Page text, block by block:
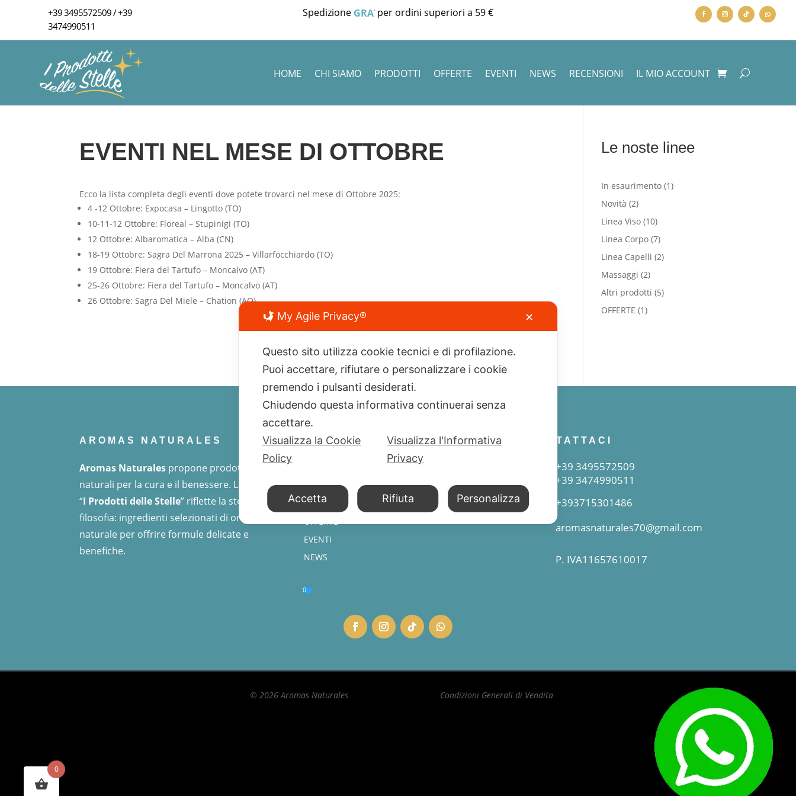
+39 3495572509/+39
3474990511
SpedizioneGRATUITAper ordini superiori a 59 €
HOME CHI SIAMO PRODOTTI OFFERTE EVENTI NEWS RECENSIONI IL MIO ACCOUNT
EVENTI NEL MESE DI OTTOBRE
Ecco la lista completa degli eventi dove potete trovarci nel mese di Ottobre 2025:
4 -12 Ottobre: Expocasa – Lingotto (TO)
10-11-12 Ottobre: Floreal – Stupinigi (TO)
12 Ottobre: Albaromatica – Alba (CN)
18-19 Ottobre: Sagra Del Marrona 2025 – Villarfocchiardo (TO)
19 Ottobre: Fiera del Tartufo – Moncalvo (AT)
25-26 Ottobre: Fiera del Tartufo – Moncalvo (AT)
26 Ottobre: Sagra Del Miele – Chation (AO)
Le noste linee
In esaurimento 11
Novità 22
prodotti
Linea Viso 1010
prodotti
Linea Corpo 77
prodotti
Linea Capelli 22
Massaggi 22
prodotti
Altri prodotti 55
OFFERTE 11
AROMAS NATURALES
Aromas Naturales propone prodotti
naturali per la cura e il benessere. La linea
“I Prodotti delle Stelle” riflette la stessa
filosofia: ingredienti selezionati di origine
naturale per offrire formule delicate e
benefiche.
I PRODOTTI DELLE STELLE
CHI SIAMO
PRODOTTI
OFFERTE
EVENTI
NEWS
0
CONTATTACI
+39 3495572509
+39 3474990511
+393715301486
aromasnaturales70@gmail.com
P. IVA11657610017
© 2026 Aromas Naturales Condizioni Generali di Vendita
My Agile Privacy® ✕
Questo sito utilizza cookie tecnici e di profilazione.
Puoi accettare, rifiutare o personalizzare i cookie
premendo i pulsanti desiderati.
Chiudendo questa informativa continuerai senza
accettare.
Visualizza la Cookie
Policy
Visualizza l'Informativa
Privacy
Accetta Rifiuta Personalizza
0